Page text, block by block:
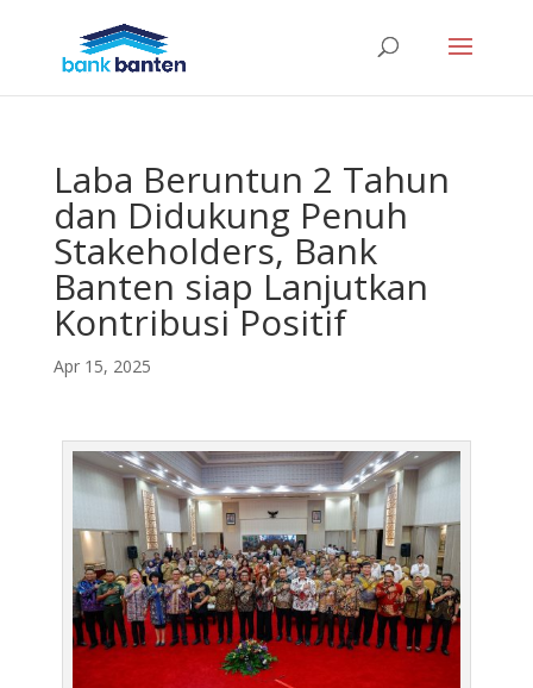
Laba Beruntun 2 Tahun
dan Didukung Penuh
Stakeholders, Bank
Banten siap Lanjutkan
Kontribusi Positif
Apr 15, 2025